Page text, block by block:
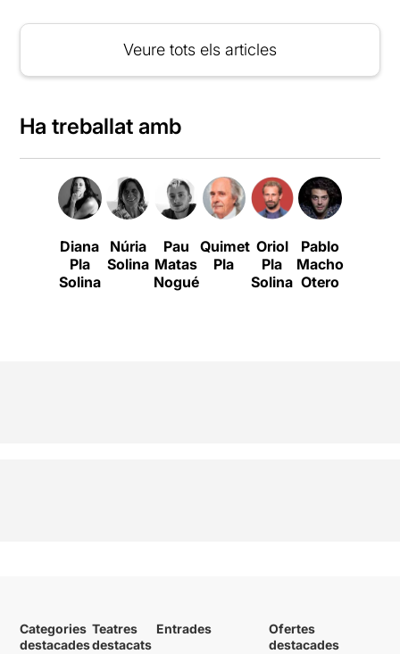
Veure tots els articles
Ha treballat amb
Diana
Pla
Solina
Núria
Solina
Pau
Matas
Nogué
Quimet
Pla
Oriol
Pla
Solina
Pablo
Macho
Otero
Categories
destacades
Teatres
destacats
Entrades
Ofertes
destacades